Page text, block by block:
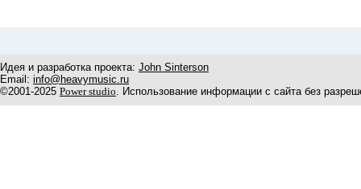
Идея и разработка проекта: John Sinterson
Email: info@heavymusic.ru
©2001-2025 Power studio. Использование информации с сайта без